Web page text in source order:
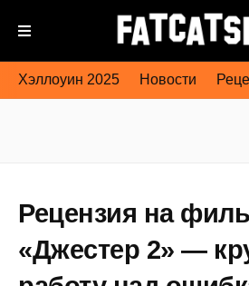
Хэллоуин 2025 Новости
Рецензия на
«Джестер 2» —